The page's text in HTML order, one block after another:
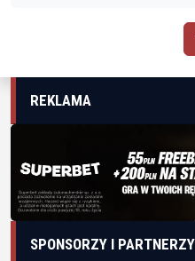
REKLAMA
SPONSORZY I PARTNERZY